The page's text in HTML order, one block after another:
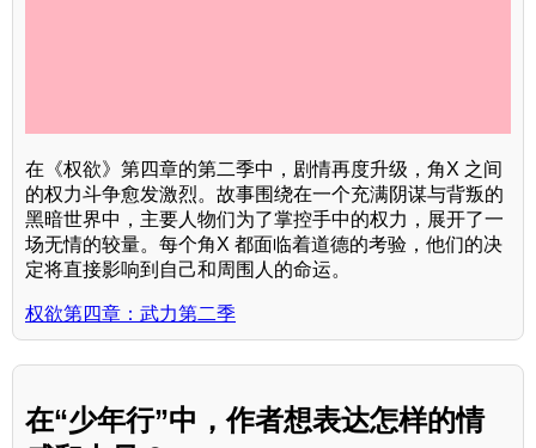
在《权欲》第四章的第二季中，剧情再度升级，角X 之间
的权力斗争愈发激烈。故事围绕在一个充满阴谋与背叛的
黑暗世界中，主要人物们为了掌控手中的权力，展开了一
场无情的较量。每个角X 都面临着道德的考验，他们的决
定将直接影响到自己和周围人的命运。
权欲第四章：武力第二季
在“少年行”中，作者想表达怎样的情